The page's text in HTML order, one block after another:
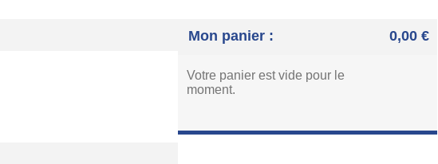
Mon panier : 0,00 €
Votre panier est vide pour le
moment.